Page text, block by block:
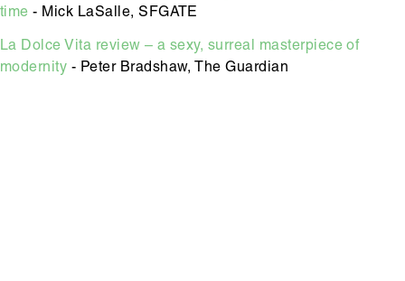
time - Mick LaSalle, SFGATE
La Dolce Vita review – a sexy, surreal masterpiece of
modernity - Peter Bradshaw, The Guardian